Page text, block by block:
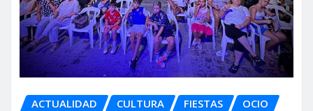
ACTUALIDAD CULTURA FIESTAS OCIO